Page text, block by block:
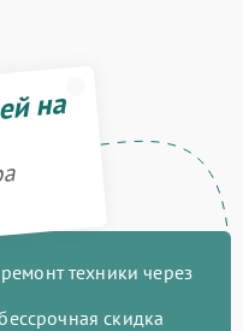
на
техники через
скидка